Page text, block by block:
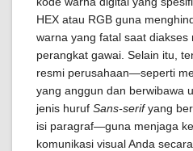
HEX atau RGB guna
warna yang fatal saat diakses
perangkat gawai. Selain itu,
resmi perusahaan—seperti
yang anggun dan berwibawa
jenis huruf Sans-serifyang
isi paragraf—guna menjaga
komunikasi visual Anda